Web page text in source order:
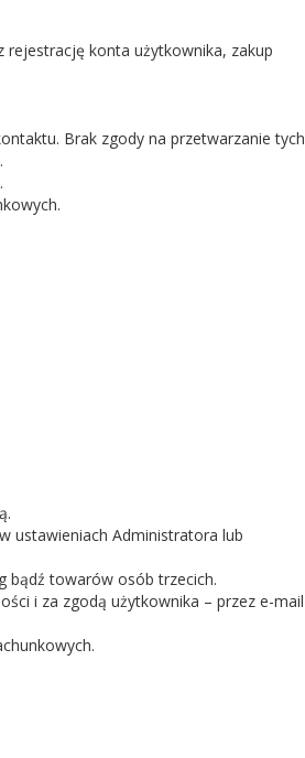
rejestrację konta użytkownika, zakup
Brak zgody na przetwarzanie tych
ustawieniach Administratora lub
bądź towarów osób trzecich.
i za zgodą użytkownika – przez e-mail